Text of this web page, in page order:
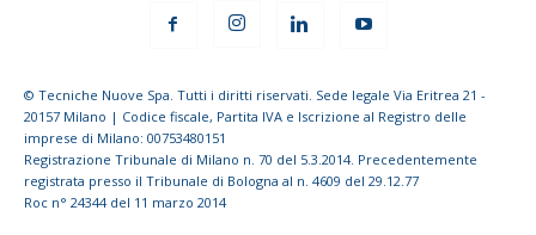
© Tecniche Nuove Spa. Tutti i diritti riservati. Sede legale Via Eritrea 21 -
20157 Milano | Codice fiscale, Partita IVA e Iscrizione al Registro delle
imprese di Milano: 00753480151
Registrazione Tribunale di Milano n. 70 del 5.3.2014. Precedentemente
registrata presso il Tribunale di Bologna al n. 4609 del 29.12.77
Roc n° 24344 del 11 marzo 2014